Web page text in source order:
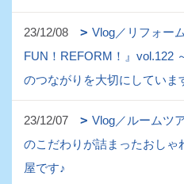
23/12/08
Vlog／リフォー
FUN！REFORM！』vol.122
のつながりを大切にしていま
23/12/07
Vlog／ルームツ
のこだわりが詰まったおしゃ
屋です♪